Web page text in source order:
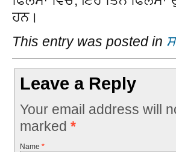
ਹਨ।
This entry was posted in
Leave a Reply
Your email address will
marked *
Name *